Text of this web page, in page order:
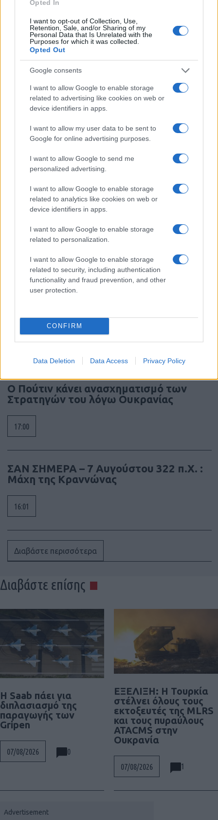
Opted In
I want to opt-out of Collection, Use,
Retention, Sale, and/or Sharing of my
Personal Data that Is Unrelated with the
Purposes for which it was collected.
Opted Out
Google consents
I want to allow Google to enable storage
related to advertising like cookies on web or
device identifiers in apps.
I want to allow my user data to be sent to
Google for online advertising purposes.
I want to allow Google to send me
personalized advertising.
I want to allow Google to enable storage
related to analytics like cookies on web or
device identifiers in apps.
I want to allow Google to enable storage
related to personalization.
I want to allow Google to enable storage
related to security, including authentication
functionality and fraud prevention, and other
user protection.
CONFIRM
Data Deletion Data Access Privacy Policy
Και η Lufthansa απορρίπτει τα πρώτα
Boeing 777-9 – Νέος πονοκέφαλος για
την αμερικανική εταιρεία
ΣΑΝ ΣΗΜΕΡΑ – 7 Αυγούστου 2008: Ο
Πόλεμος της Νότιας Οσσετίας, η
και πάλι σε ισχύ τη Συμφωνία Σένγκεν
εντός της Κυριακής, 9 Αυγούστου
διακρατική συμφωνία των 114 Rafale
Ο Πούτιν κάνει ανασχηματισμό των
Στρατηγών του λόγω Ουκρανίας
17:00
ΣΑΝ ΣΗΜΕΡΑ – 7 Αυγούστου 322 π.Χ. :
Μάχη της Κραννώνας
16:01
Διαβάστε περισσότερα
Διαβάστε επίσης
H Saab πάει για
διπλασιασμό της
παραγωγής των
Gripen
07/08/2026 0
ΕΞΕΛΙΞΗ: H Τουρκία
στέλνει όλους τους
εκτοξευτές της MLRS
και τους πυραύλους
ATACMS στην
Ουκρανία
07/08/2026 1